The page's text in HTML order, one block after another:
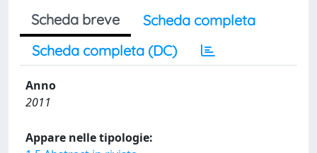
Scheda breve
Scheda completa
Scheda completa (DC)
Anno
2011
Appare nelle tipologie: